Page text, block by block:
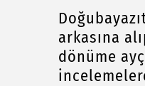
arkasına
dönüme